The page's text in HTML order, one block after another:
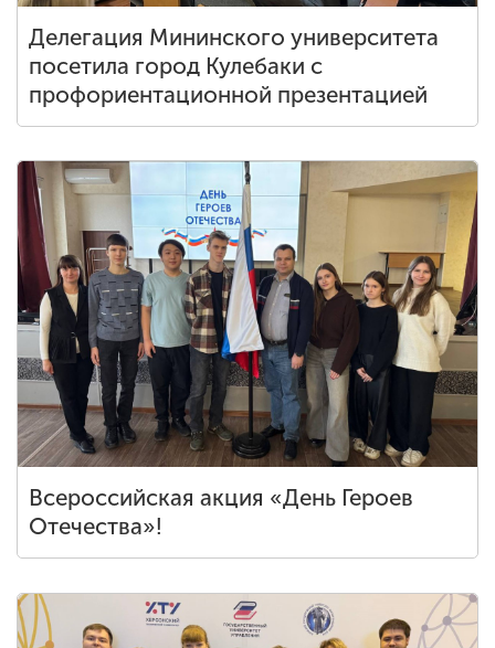
Делегация Мининского университета
посетила город Кулебаки с
профориентационной презентацией
Всероссийская акция «День Героев
Отечества»!